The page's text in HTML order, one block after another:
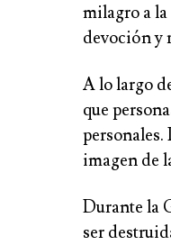
milagro a
devoción y
A lo largo
que
imagen de
Durante la
ser